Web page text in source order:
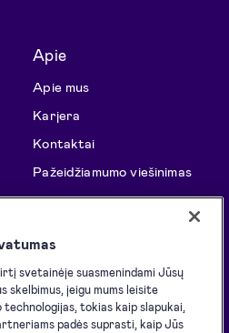
Apie
Apie mus
Karjera
Kontaktai
Pažeidžiamumo viešinimas
Pagalbos centras
Tinklaraštis
Klientų istorijos
Resursai programuotojams
svetainėje suasmenindami Jūsų
skelbimus, jeigu mums leisite
tokias kaip slapukai,
padės suprasti, kaip Jūs